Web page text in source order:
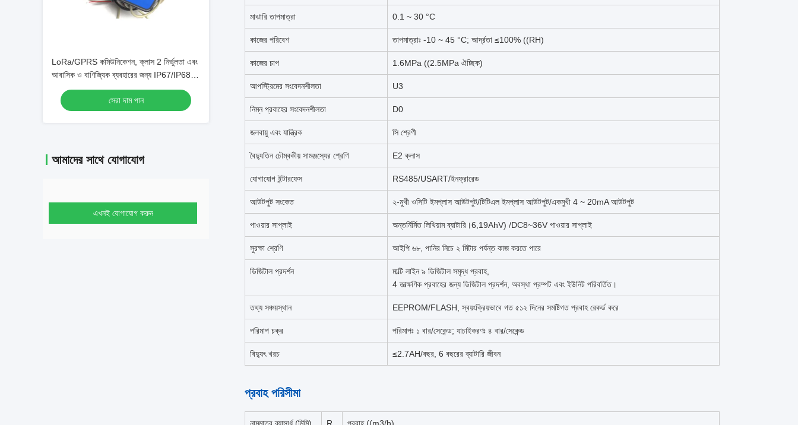
LoRa/GPRS কমিউনিকেশন, ক্লাস 2 নির্ভুলতা এবং
আবাসিক ও বাণিজ্যিক ব্যবহারের জন্য IP67/IP68
সুরক্ষা সহ ওয়্যারলেস আল্ট্রাসনিক BTU মিটার
সেরা দাম পান
আমাদের সাথে যোগাযোগ
এখনই যোগাযোগ করুন
মাঝারি তাপমাত্রা 0.1 ~ 30 °C
কাজের পরিবেশ তাপমাত্রাঃ -10 ~ 45 °C; আর্দ্রতা ≤100% ((RH)
কাজের চাপ 1.6MPa ((2.5MPa ঐচ্ছিক)
আপস্ট্রিমের সংবেদনশীলতা U3
নিম্ন প্রবাহের সংবেদনশীলতা D0
জলবায়ু এবং যান্ত্রিক সি শ্রেণী
বৈদ্যুতিন চৌম্বকীয় সামঞ্জস্যের শ্রেণি E2 ক্লাস
যোগাযোগ ইন্টারফেস RS485/USART/ইনফ্রারেড
আউটপুট সংকেত ২-মুখী ওসিটি ইমপ্লাস আউটপুট/টিটিএল ইমপ্লাস আউটপুট/একমুখী 4 ~ 20mA আউটপুট
পাওয়ার সাপ্লাই অন্তর্নির্মিত লিথিয়াম ব্যাটারি।6,19AhV) /DC8~36V পাওয়ার সাপ্লাই
সুরক্ষা শ্রেণি আইপি ৬৮, পানির নিচে ২ মিটার পর্যন্ত কাজ করতে পারে
ডিজিটাল প্রদর্শন
মাল্টি লাইন ৯ ডিজিটাল সমৃদ্ধ প্রবাহ,
4 তাত্ক্ষণিক প্রবাহের জন্য ডিজিটাল প্রদর্শন, অবস্থা প্রম্পট এবং ইউনিট পরিবর্তিত।
তথ্য সঞ্চয়স্থান EEPROM/FLASH, স্বয়ংক্রিয়ভাবে গত ৫১২ দিনের সমষ্টিগত প্রবাহ রেকর্ড করে
পরিমাপ চক্র পরিমাপঃ ১ বার/সেকেন্ড; যাচাইকরণঃ ৪ বার/সেকেন্ড
বিদ্যুৎ খরচ ≤2.7AH/বছর, 6 বছরের ব্যাটারি জীবন
প্রবাহ পরিসীমা